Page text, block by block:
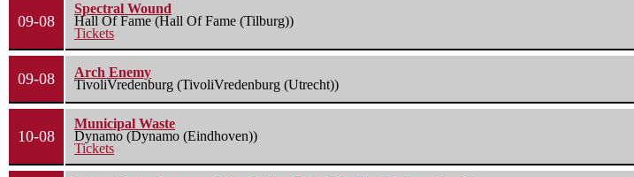
09-08
Spectral Wound
Hall Of Fame (Hall Of Fame (Tilburg))
Tickets
09-08
Arch Enemy
TivoliVredenburg (TivoliVredenburg (Utrecht))
10-08
Municipal Waste
Dynamo (Dynamo (Eindhoven))
Tickets